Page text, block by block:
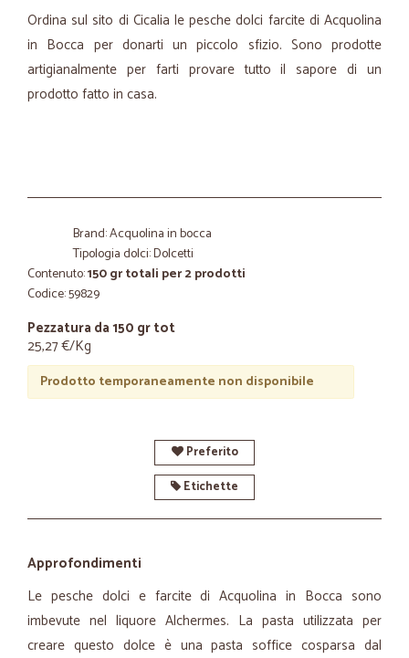
Ordina sul sito di Cicalia le pesche dolci farcite di Acquolina
in Bocca per donarti un piccolo sfizio. Sono prodotte
artigianalmente per farti provare tutto il sapore di un
prodotto fatto in casa.
Brand: Acquolina in bocca
Tipologia dolci: Dolcetti
Contenuto:150 gr totali per 2 prodotti
Codice: 59829
Pezzatura da 150 gr tot
25,27 €/Kg
Prodotto temporaneamente non disponibile
Preferito
Etichette
Approfondimenti
Le pesche dolci e farcite di Acquolina in Bocca sono
imbevute nel liquore Alchermes. La pasta utilizzata per
creare questo dolce è una pasta soffice cosparsa dal